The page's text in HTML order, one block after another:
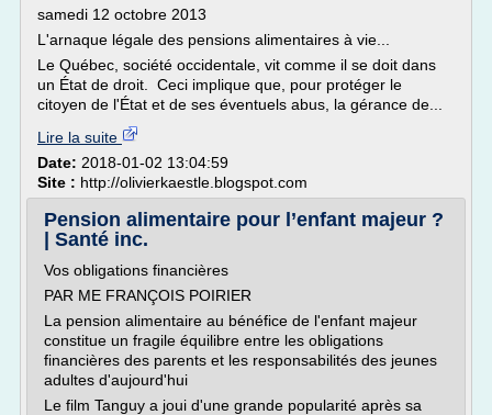
samedi 12 octobre 2013
L'arnaque légale des pensions alimentaires à vie...
Le Québec, société occidentale, vit comme il se doit dans
un État de droit. Ceci implique que, pour protéger le
citoyen de l'État et de ses éventuels abus, la gérance de...
Lire la suite
Date: 2018-01-02 13:04:59
Site : http://olivierkaestle.blogspot.com
Pension alimentaire pour l’enfant majeur ?
| Santé inc.
Vos obligations financières
PAR ME FRANÇOIS POIRIER
La pension alimentaire au bénéfice de l'enfant majeur
constitue un fragile équilibre entre les obligations
financières des parents et les responsabilités des jeunes
adultes d'aujourd'hui
Le film Tanguy a joui d'une grande popularité après sa